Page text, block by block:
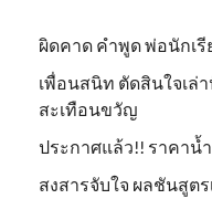
ผิดคาด คำพูด พ่อนักเรี
เพื่อนสนิท ตัดสินใจเล่
สะเทือนขวัญ
ประกาศแล้ว!! ราคาน้
สงสารจับใจ ผลชันสูต